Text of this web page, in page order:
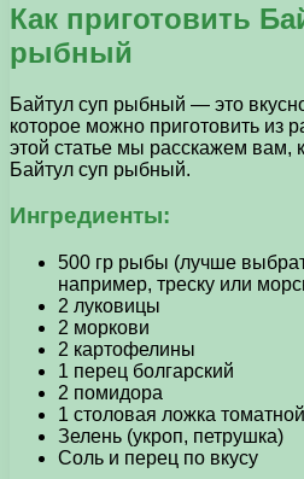
Как приготовить
рыбный
Байтул суп рыбный — это
которое можно приготовить из
этой статье мы расскажем вам,
Байтул суп рыбный.
Ингредиенты:
500 гр рыбы (лучше
например, треску или
2 луковицы
2 моркови
2 картофелины
1 перец болгарский
2 помидора
1 столовая ложка
Зелень (укроп, петрушка)
Соль и перец по вкусу